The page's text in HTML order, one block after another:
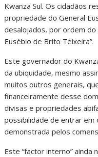
Kwanza Sul. Os cidadãos
propriedade do General
desalojados, por ordem do
Eusébio de Brito Teixeira”.
Este governador do
da ubiquidade, mesmo
muitos outros generais,
financeiramente desse
divisas e propriedades
possibilidade de entrar em
demonstrada pelos
Este “factor interno” ainda